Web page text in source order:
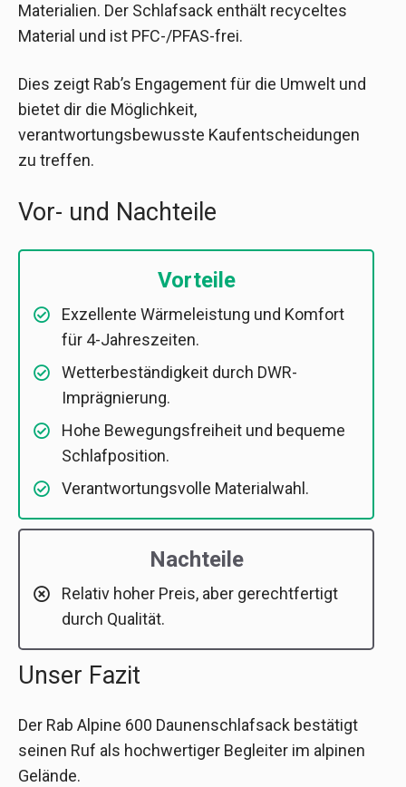
Materialien. Der Schlafsack enthält recyceltes
Material und ist PFC-/PFAS-frei.
Dies zeigt Rab’s Engagement für die Umwelt und
bietet dir die Möglichkeit,
verantwortungsbewusste Kaufentscheidungen
zu treffen.
Vor- und Nachteile
Vorteile
Exzellente Wärmeleistung und Komfort
für 4-Jahreszeiten.
Wetterbeständigkeit durch DWR-
Imprägnierung.
Hohe Bewegungsfreiheit und bequeme
Schlafposition.
Verantwortungsvolle Materialwahl.
Nachteile
Relativ hoher Preis, aber gerechtfertigt
durch Qualität.
Unser Fazit
Der Rab Alpine 600 Daunenschlafsack bestätigt
seinen Ruf als hochwertiger Begleiter im alpinen
Gelände.